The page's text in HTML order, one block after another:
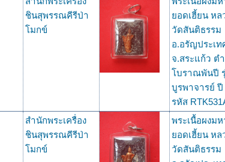
ชินสุพรรณคีรีป่า
โมกข์
ยอดเฮี้ยน หล
วัดสันติธรรม
อ.อรัญประเท
จ.สระแก้ว ต
โบราณพันปี
บูรพาจารย์ ปี
รหัส
สำนักพระเครื่อง
ชินสุพรรณคีรีป่า
โมกข์
พระเนื้อผงม
ยอดเฮี้ยน หล
วัดสันติธรรม